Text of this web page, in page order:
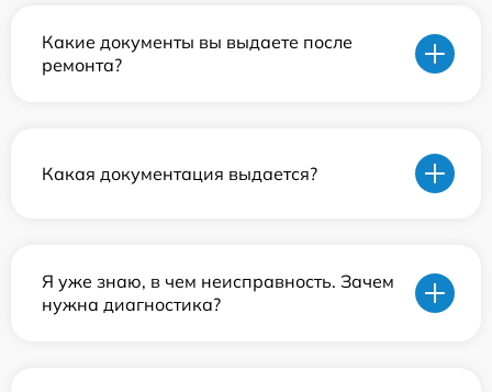
Какие документы вы выдаете после
ремонта?
Какая документация выдается?
Я уже знаю, в чем неисправность. Зачем
нужна диагностика?